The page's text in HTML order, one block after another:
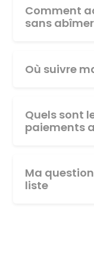
Comment
sans
Où suivre
Quels sont
paiements
Ma
liste